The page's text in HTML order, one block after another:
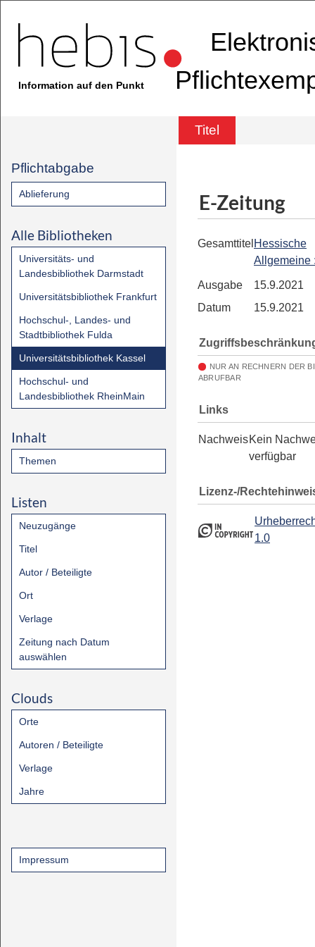
Information auf den Punkt
Titel
Pflichtabgabe
Ablieferung
Alle Bibliotheken
Universitäts- und
Landesbibliothek Darmstadt
Universitätsbibliothek Frankfurt
Hochschul-, Landes- und
Stadtbibliothek Fulda
Universitätsbibliothek Kassel
Hochschul- und
Landesbibliothek RheinMain
Inhalt
Themen
Listen
Neuzugänge
Titel
Autor / Beteiligte
Ort
Verlage
Zeitung nach Datum
auswählen
Clouds
Orte
Autoren / Beteiligte
Verlage
Jahre
Impressum
E-Zeitung
Gesamttitel Hessische
Allgemeine
Ausgabe
15.9.2021
Datum
15.9.2021
NUR AN RECHNERN DER
ABRUFBAR
Links
NachweisKein
verfügbar
Lizenz-/
1.0